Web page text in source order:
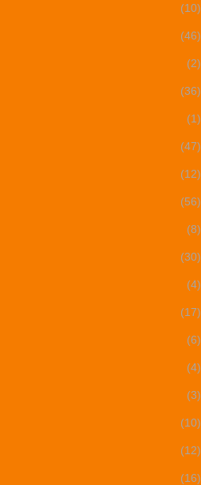
(10)
(46)
(2)
(36)
(1)
(47)
(12)
(56)
(8)
(30)
(4)
(17)
(6)
(4)
(3)
(10)
(12)
(16)